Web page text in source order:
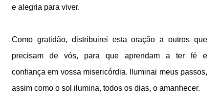
e alegria para viver.
Como gratidão, distribuirei esta oração a outros que
precisam de vós, para que aprendam a ter fé e
confiança em vossa misericórdia. Iluminai meus passos,
assim como o sol ilumina, todos os dias, o amanhecer.